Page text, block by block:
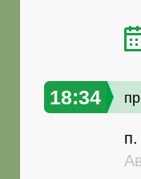
18:34